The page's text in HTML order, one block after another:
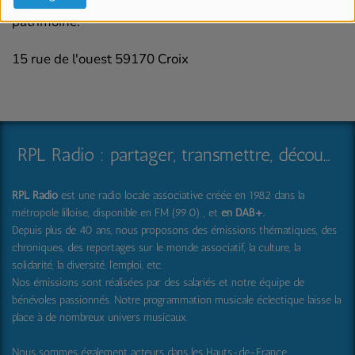
patrimoine.
15 rue de l'ouest 59170 Croix
RPL Radio : partager, transmettre, découvrir et surprendre
RPL Radio est une radio locale associative créée en 1982 dans la
métropole lilloise, disponible en FM (99.0) , et en DAB+.
Depuis plus de 40 ans, nous proposons des émissions thématiques, des
chroniques, des reportages sur le monde associatif, la culture, la
solidarité, la diversité, l'emploi, etc.
Nos émissions sont réalisées par des salariés et notre équipe de
bénévoles passionnés. Notre programmation musicale éclectique laisse la
place à de nombreux univers musicaux.
Nous sommes également acteurs dans les Hauts-de-France